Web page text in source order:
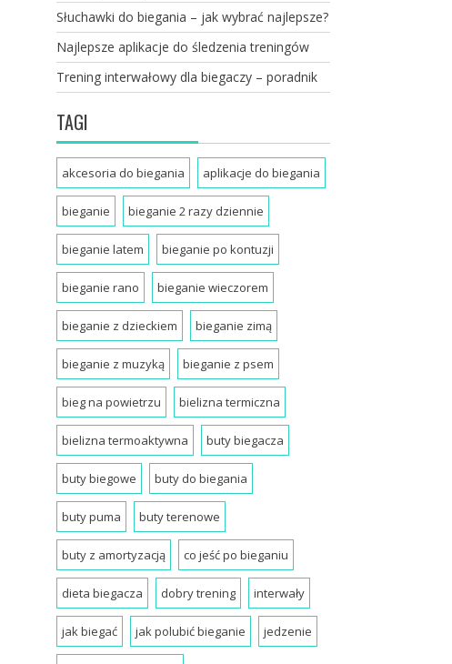
Słuchawki do biegania – jak wybrać najlepsze?
Najlepsze aplikacje do śledzenia treningów
Trening interwałowy dla biegaczy – poradnik
TAGI
akcesoria do biegania aplikacje do biegania
bieganie bieganie 2 razy dziennie
bieganie latem bieganie po kontuzji
bieganie rano bieganie wieczorem
bieganie z dzieckiem bieganie zimą
bieganie z muzyką bieganie z psem
bieg na powietrzu bielizna termiczna
bielizna termoaktywna buty biegacza
buty biegowe buty do biegania
buty puma buty terenowe
buty z amortyzacją co jeść po bieganiu
dieta biegacza dobry trening interwały
jak biegać jak polubić bieganie jedzenie